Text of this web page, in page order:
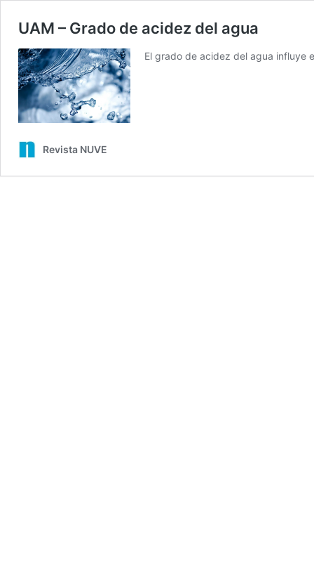
UAM – Grado de acidez del agua
El grado de acidez del agua influye
Revista NUVE